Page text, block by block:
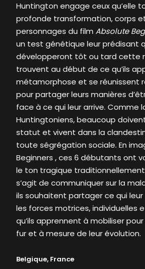
Huntington engage ceux qu’elle
profonde transformation, corps
personnages du film Absolute
un test génétique leur prédisant
développeront tôt ou tard cette
trouvent au début de ce qu’ils
métamorphose et se réunissent
pour partager leurs manières
face à ce qui leur arrive. Comme
Huntingtoniens, beaucoup
statut et vivent dans la
toute ségrégation sociale. En
Beginners , ces 6 débutants ont
le ton tragique traditionnellement
s’agit de communiquer sur la
ils souhaitent partager ce qui leur
les forces motrices, individuelles
qu’ils apprennent à mobiliser
fur et à mesure de leur évolution.
Belgique, France